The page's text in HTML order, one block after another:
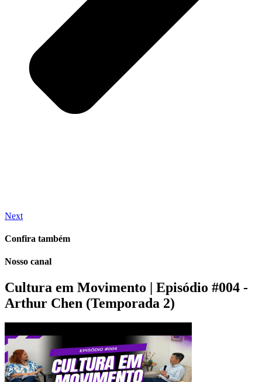
Next
Confira também
Nosso canal
Cultura em Movimento | Episódio #004 -
Arthur Chen (Temporada 2)